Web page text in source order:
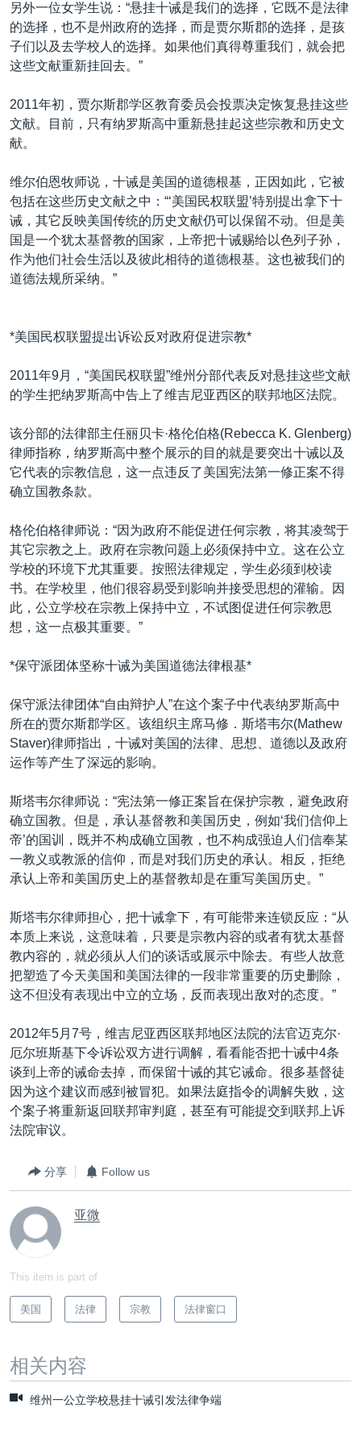
另外一位女学生说：“悬挂十诫是我们的选择，它既不是法律
的选择，也不是州政府的选择，而是贾尔斯郡的选择，是孩
子们以及去学校人的选择。如果他们真得尊重我们，就会把
这些文献重新挂回去。”
2011年初，贾尔斯郡学区教育委员会投票决定恢复悬挂这些
文献。目前，只有纳罗斯高中重新悬挂起这些宗教和历史文
献。
维尔伯恩牧师说，十诫是美国的道德根基，正因如此，它被
包括在这些历史文献之中：“‘美国民权联盟’特别提出拿下十
诫，其它反映美国传统的历史文献仍可以保留不动。但是美
国是一个犹太基督教的国家，上帝把十诫赐给以色列子孙，
作为他们社会生活以及彼此相待的道德根基。这也被我们的
道德法规所采纳。”
*美国民权联盟提出诉讼反对政府促进宗教*
2011年9月，“美国民权联盟”维州分部代表反对悬挂这些文献
的学生把纳罗斯高中告上了维吉尼亚西区的联邦地区法院。
该分部的法律部主任丽贝卡·格伦伯格(Rebecca K. Glenberg)
律师指称，纳罗斯高中整个展示的目的就是要突出十诫以及
它代表的宗教信息，这一点违反了美国宪法第一修正案不得
确立国教条款。
格伦伯格律师说：“因为政府不能促进任何宗教，将其凌驾于
其它宗教之上。政府在宗教问题上必须保持中立。这在公立
学校的环境下尤其重要。按照法律规定，学生必须到校读
书。在学校里，他们很容易受到影响并接受思想的灌输。因
此，公立学校在宗教上保持中立，不试图促进任何宗教思
想，这一点极其重要。”
*保守派团体坚称十诫为美国道德法律根基*
保守派法律团体“自由辩护人”在这个案子中代表纳罗斯高中
所在的贾尔斯郡学区。该组织主席马修．斯塔韦尔(Mathew
Staver)律师指出，十诫对美国的法律、思想、道德以及政府
运作等产生了深远的影响。
斯塔韦尔律师说：“宪法第一修正案旨在保护宗教，避免政府
确立国教。但是，承认基督教和美国历史，例如‘我们信仰上
帝’的国训，既并不构成确立国教，也不构成强迫人们信奉某
一教义或教派的信仰，而是对我们历史的承认。相反，拒绝
承认上帝和美国历史上的基督教却是在重写美国历史。”
斯塔韦尔律师担心，把十诫拿下，有可能带来连锁反应：“从
本质上来说，这意味着，只要是宗教内容的或者有犹太基督
教内容的，就必须从人们的谈话或展示中除去。有些人故意
把塑造了今天美国和美国法律的一段非常重要的历史删除，
这不但没有表现出中立的立场，反而表现出敌对的态度。”
2012年5月7号，维吉尼亚西区联邦地区法院的法官迈克尔·
厄尔班斯基下令诉讼双方进行调解，看看能否把十诫中4条
谈到上帝的诫命去掉，而保留十诫的其它诫命。很多基督徒
因为这个建议而感到被冒犯。如果法庭指令的调解失败，这
个案子将重新返回联邦审判庭，甚至有可能提交到联邦上诉
法院审议。
分享 Follow us
亚微
This item is part of
美国 法律 宗教 法律窗口
相关内容
维州一公立学校悬挂十诫引发法律争端